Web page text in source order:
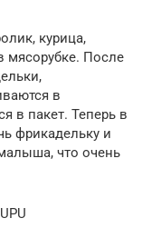
курица,
мясорубке. После
в
в пакет. Теперь в
фрикадельку и
что очень